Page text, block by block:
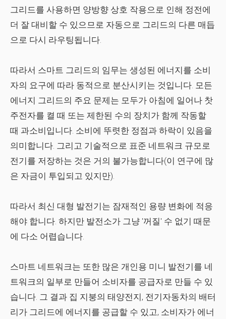
그리드를 사용하면 양방향 상호 작용으로 인해 정전에
더 잘 대비할 수 있으므로 자동으로 그리드의 다른 매듭
으로 다시 라우팅됩니다.
따라서 스마트 그리드의 임무는 생성된 에너지를 소비
자의 요구에 따라 동적으로 분산시키는 것입니다. 모든
에너지 그리드의 주요 문제는 모두가 아침에 일어나 찻
주전자를 켤 때 또는 제한된 수의 장치가 함께 작동할
때 과소비입니다. 소비에 뚜렷한 정점과 하락이 있음을
의미합니다. 그리고 기술적으로 표준 네트워크 규모로
전기를 저장하는 것은 거의 불가능합니다(이 연구에 많
은 자금이 투입되고 있지만).
따라서 최신 대형 발전기는 잠재적인 용량 변화에 적응
해야 합니다. 하지만 발전소가 그냥 '꺼질' 수 없기 때문
에 다소 어렵습니다.
스마트 네트워크는 또한 많은 개인용 미니 발전기를 네
트워크의 일부로 만들어 소비자를 공급자로 만들 수 있
습니다. 그 결과 집 지붕의 태양전지, 전기자동차의 배터
리가 그리드에 에너지를 공급할 수 있고, 소비자가 에너